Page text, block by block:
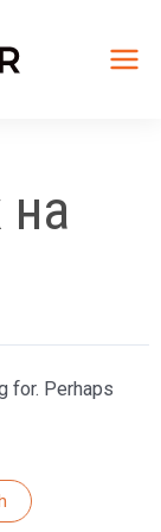
на
for. Perhaps